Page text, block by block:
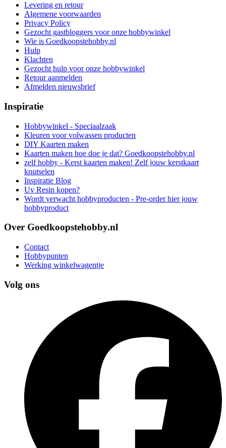
Levering en retour
Algemene voorwaarden
Privacy Policy
Gezocht gastbloggers voor onze hobbywinkel
Wie is Goedkoopstehobby.nl
Hulp
Klachten
Gezocht hulp voor onze hobbywinkel
Retour aanmelden
Afmelden nieuwsbrief
Inspiratie
Hobbywinkel - Speciaalzaak
Kleuren voor volwassen producten
DIY Kaarten maken
Kaarten maken hoe doe je dat? Goedkoopstehobby.nl
zelf hobby - Kerst kaarten maken! Zelf jouw kerstkaart
knutselen
Inspiratie Blog
Uv Resin kopen?
Wordt verwacht hobbyproducten - Pre-order hier jouw
hobbyproduct
Over Goedkoopstehobby.nl
Contact
Hobbypunten
Werking winkelwagentje
Volg ons